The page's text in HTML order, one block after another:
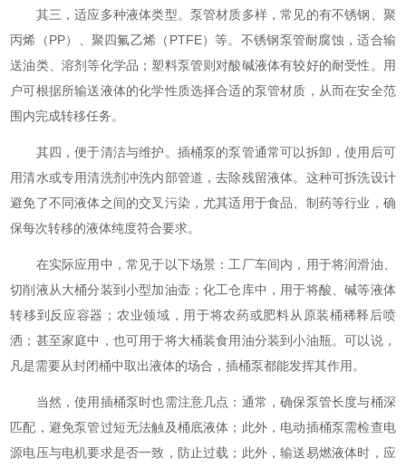
其三，适应多种液体类型。泵管材质多样，常见的有不锈钢、聚
丙烯（PP）、聚四氟乙烯（PTFE）等。不锈钢泵管耐腐蚀，适合输
送油类、溶剂等化学品；塑料泵管则对酸碱液体有较好的耐受性。用
户可根据所输送液体的化学性质选择合适的泵管材质，从而在安全范
围内完成转移任务。
其四，便于清洁与维护。插桶泵的泵管通常可以拆卸，使用后可
用清水或专用清洗剂冲洗内部管道，去除残留液体。这种可拆洗设计
避免了不同液体之间的交叉污染，尤其适用于食品、制药等行业，确
保每次转移的液体纯度符合要求。
在实际应用中，常见于以下场景：工厂车间内，用于将润滑油、
切削液从大桶分装到小型加油壶；化工仓库中，用于将酸、碱等液体
转移到反应容器；农业领域，用于将农药或肥料从原装桶稀释后喷
洒；甚至家庭中，也可用于将大桶装食用油分装到小油瓶。可以说，
凡是需要从封闭桶中取出液体的场合，插桶泵都能发挥其作用。
当然，使用插桶泵时也需注意几点：通常，确保泵管长度与桶深
匹配，避免泵管过短无法触及桶底液体；此外，电动插桶泵需检查电
源电压与电机要求是否一致，防止过载；此外，输送易燃液体时，应